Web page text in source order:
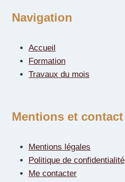
Navigation
Accueil
Formation
Travaux du mois
Mentions et contact
Mentions légales
Politique de confidentialité
Me contacter